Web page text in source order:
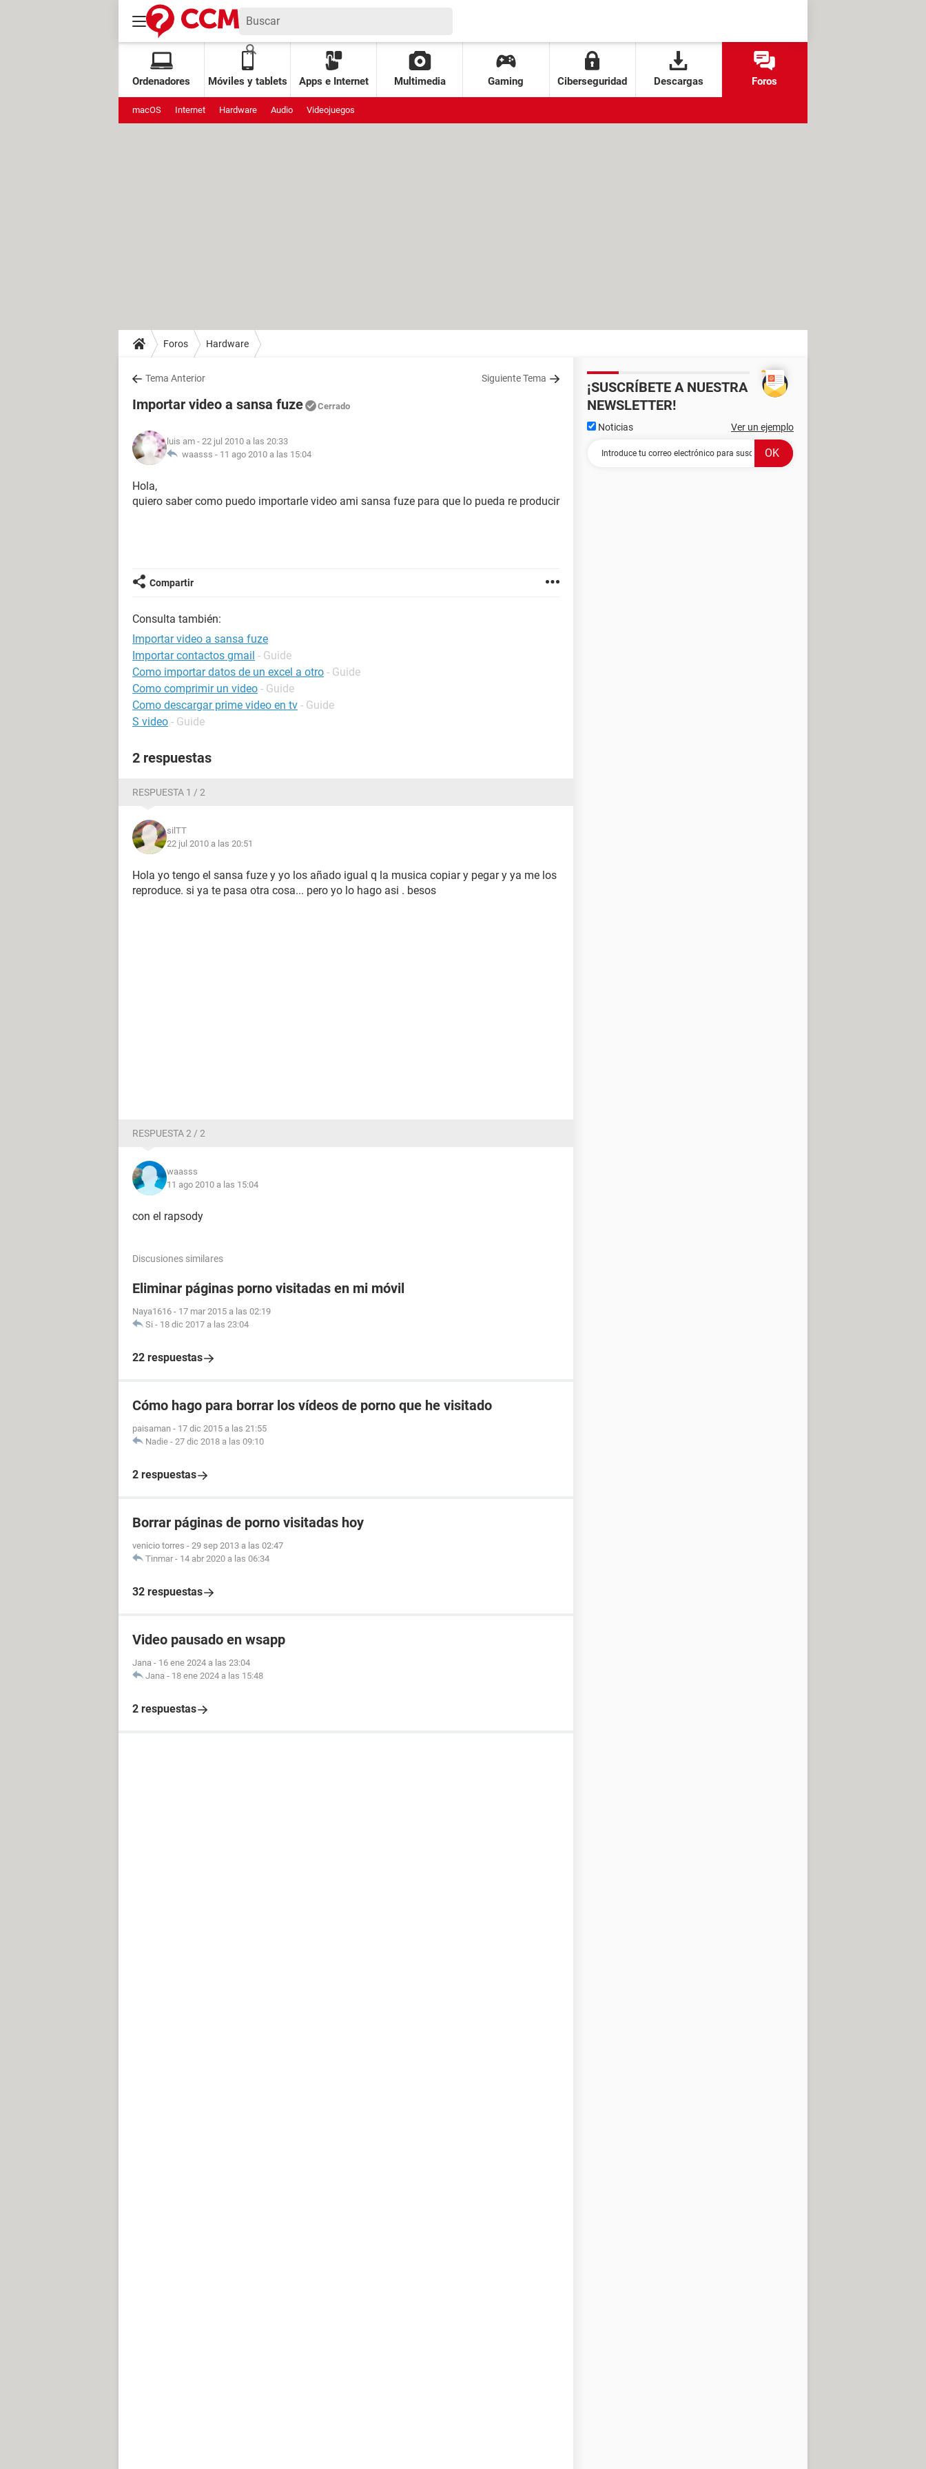
Ordenadores Móviles y tablets Apps e Internet Multimedia Gaming Ciberseguridad Descargas Foros
macOS Internet Hardware Audio Videojuegos
Foros Hardware
Tema Anterior Siguiente Tema
Importar video a sansa fuze Cerrado
luis am - 22 jul 2010 a las 20:33
waasss - 11 ago 2010 a las 15:04
Hola,
quiero saber como puedo importarle video ami sansa fuze para que lo pueda re producir
Compartir
Consulta también:
Importar video a sansa fuze
Importar contactos gmail - Guide
Como importar datos de un excel a otro - Guide
Como comprimir un video - Guide
Como descargar prime video en tv - Guide
S video - Guide
2 respuestas
RESPUESTA 1 / 2
silTT
22 jul 2010 a las 20:51
Hola yo tengo el sansa fuze y yo los añado igual q la musica copiar y pegar y ya me los
reproduce. si ya te pasa otra cosa... pero yo lo hago asi . besos
RESPUESTA 2 / 2
waasss
11 ago 2010 a las 15:04
con el rapsody
Discusiones similares
Eliminar páginas porno visitadas en mi móvil
Naya1616 - 17 mar 2015 a las 02:19
Si - 18 dic 2017 a las 23:04
22 respuestas
Cómo hago para borrar los vídeos de porno que he visitado
paisaman - 17 dic 2015 a las 21:55
Nadie - 27 dic 2018 a las 09:10
2 respuestas
Borrar páginas de porno visitadas hoy
venicio torres - 29 sep 2013 a las 02:47
Tinmar - 14 abr 2020 a las 06:34
32 respuestas
Video pausado en wsapp
Jana - 16 ene 2024 a las 23:04
Jana - 18 ene 2024 a las 15:48
2 respuestas
¡SUSCRÍBETE A NUESTRA
NEWSLETTER!
Noticias Ver un ejemplo